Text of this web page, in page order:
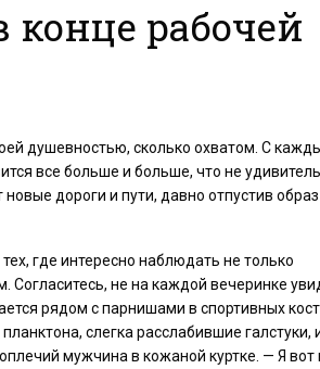
рабочей
душевностью, сколько охватом. С
все больше и больше, что не
дороги и пути, давно отпустив
где интересно наблюдать не только
Согласитесь, не на каждой вечеринке
рядом с парнишами в спортивных
слегка расслабившие галстуки,
мужчина в кожаной куртке. — Я